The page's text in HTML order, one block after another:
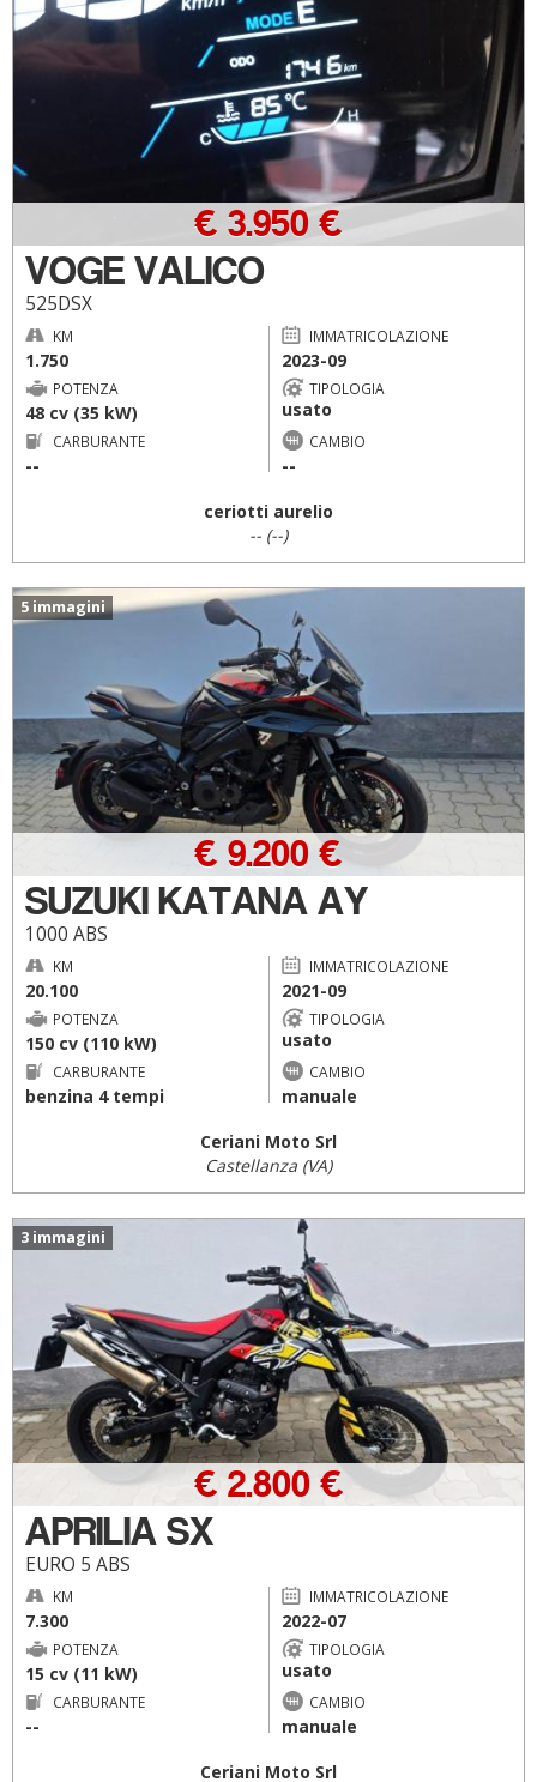
VOGE VALICO
525DSX
€ 3.950 €
KM
1.750
IMMATRICOLAZIONE
2023-09
POTENZA
48 cv (35 kW)
TIPOLOGIA
usato
CARBURANTE
--
CAMBIO
--
ceriotti aurelio
-- (--)
5 immagini
SUZUKI KATANA AY
1000 ABS
€ 9.200 €
KM
20.100
IMMATRICOLAZIONE
2021-09
POTENZA
150 cv (110 kW)
TIPOLOGIA
usato
CARBURANTE
benzina 4 tempi
CAMBIO
manuale
Ceriani Moto Srl
Castellanza (VA)
3 immagini
APRILIA SX
EURO 5 ABS
€ 2.800 €
KM
7.300
IMMATRICOLAZIONE
2022-07
POTENZA
15 cv (11 kW)
TIPOLOGIA
usato
CARBURANTE
--
CAMBIO
manuale
Ceriani Moto Srl